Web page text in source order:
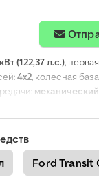
(122,37 л.с.),
4x2, колесная
механический
для загрузки:1 590
CarPlay, Блютуз,
тяги,
Ford Transit